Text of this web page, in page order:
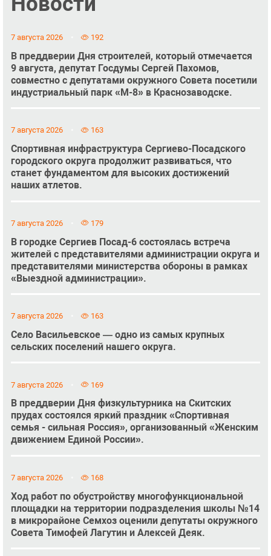
7 августа 2026 192
В преддверии Дня строителей, который отмечается
9 августа, депутат Госдумы Сергей Пахомов,
совместно с депутатами окружного Совета посетили
индустриальный парк «М-8» в Краснозаводске.
7 августа 2026 163
Спортивная инфраструктура Сергиево-Посадского
городского округа продолжит развиваться, что
станет фундаментом для высоких достижений
наших атлетов.
7 августа 2026 179
В городке Сергиев Посад-6 состоялась встреча
жителей с представителями администрации округа и
представителями министерства обороны в рамках
«Выездной администрации».
7 августа 2026 163
Село Васильевское — одно из самых крупных
сельских поселений нашего округа.
7 августа 2026 169
В преддверии Дня физкультурника на Скитских
прудах состоялся яркий праздник «Спортивная
семья - сильная Россия», организованный «Женским
движением Единой России».
7 августа 2026 168
Ход работ по обустройству многофункциональной
площадки на территории подразделения школы №14
в микрорайоне Семхоз оценили депутаты окружного
Совета Тимофей Лагутин и Алексей Деяк.